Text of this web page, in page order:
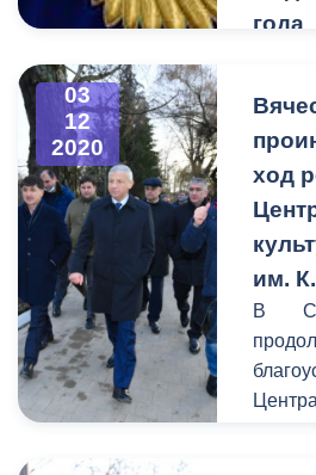
года
2020
20
03
12
2020
ход
им.
В